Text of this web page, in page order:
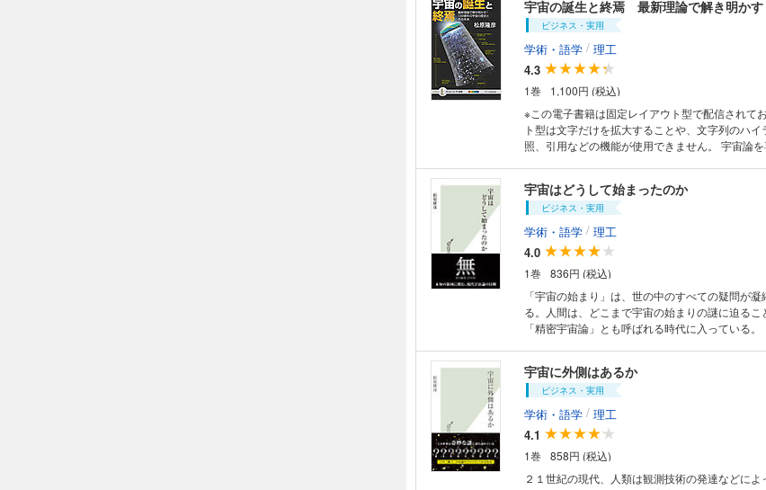
日々の生活のヒントにもなる、数式・図表を用
宇宙の誕生と終焉 最新理論で解き明か
ビジネス・実用
学術・語学 / 理工
4.3
1巻
1,100円 (税込)
※この電子書籍は固定レイアウト型で配信されて
ト型は文字だけを拡大することや、文字列のハ
照、引用などの機能が使用できません。 宇宙論を専門とし、サイエンス
レビでは語られなかった宇宙のさまざまな謎や疑
この本に！！
宇宙はどうして始まったのか
ビジネス・実用
学術・語学 / 理工
4.0
1巻
836円 (税込)
「宇宙の始まり」は、世の中のすべての疑問が凝
る。人間は、どこまで宇宙の始まりの謎に迫る
「精密宇宙論」とも呼ばれる時代に入っている
を考察しながら、この壮大なテーマについて、現
る。
宇宙に外側はあるか
ビジネス・実用
学術・語学 / 理工
4.1
1巻
858円 (税込)
２１世紀の現代、人類は観測技術の発達などに